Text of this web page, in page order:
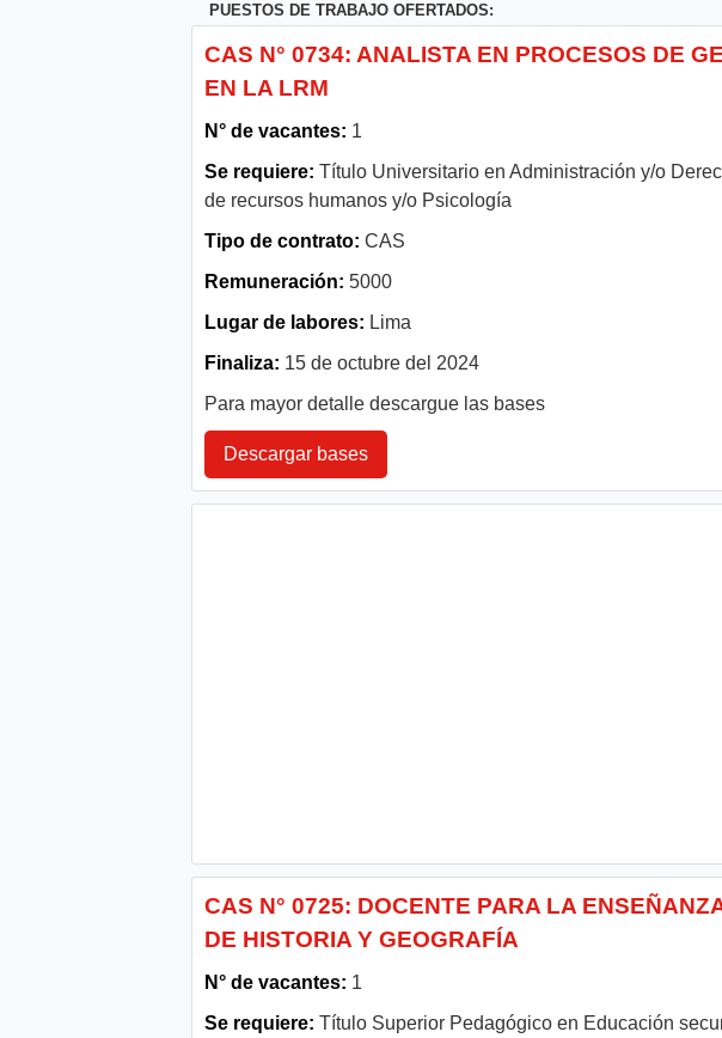
PUESTOS DE TRABAJO OFERTADOS:
CAS N° 0734: ANALISTA EN PROCESOS DE
EN LA LRM
N° de vacantes: 1
Se requiere: Título Universitario en Administración y/o
de recursos humanos y/o Psicología
Tipo de contrato: CAS
Remuneración: 5000
Lugar de labores: Lima
Finaliza: 15 de octubre del 2024
Para mayor detalle descargue las bases
Descargar bases
CAS N° 0725: DOCENTE PARA LA
DE HISTORIA Y GEOGRAFÍA
N° de vacantes: 1
Se requiere: Título Superior Pedagógico en Educación